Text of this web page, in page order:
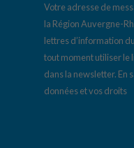
Votre adresse de
la Région Auvergne-
lettres d’information
tout moment utiliser le
dans la newsletter. En
données et vos droits